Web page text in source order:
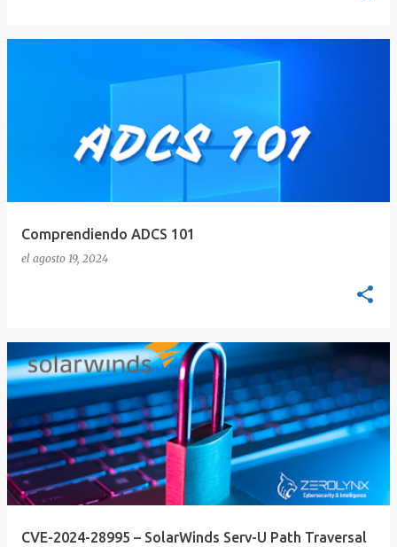
Comprendiendo ADCS 101
el agosto 19, 2024
CVE-2024-28995 – SolarWinds Serv-U Path Traversal